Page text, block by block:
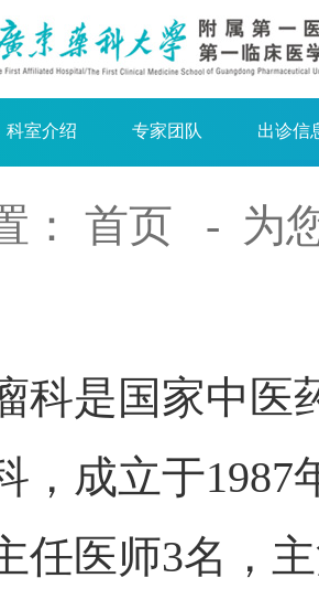
科室介绍 专家团队 出诊信
： 首页 - 为
是国家中医药
，成立于1987
任医师3名，